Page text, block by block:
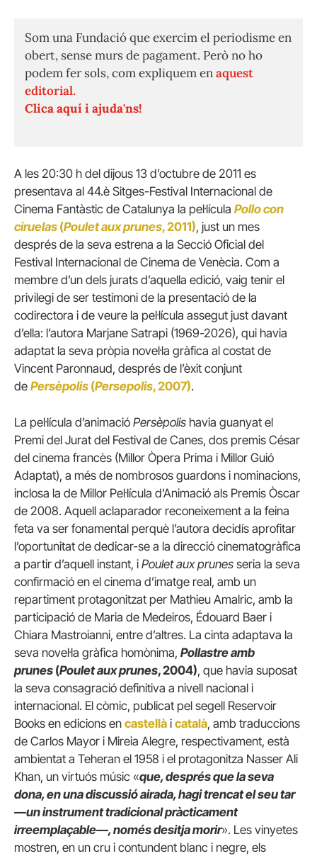
Som una Fundació que exercim el periodisme en
obert, sense murs de pagament. Però no ho
podem fer sols, com expliquem enaquest
editorial.
Clica aquí i ajuda'ns!
A les 20:30 h del dijous 13 d’octubre de 2011 es
presentava al 44.è Sitges-Festival Internacional de
Cinema Fantàstic de Catalunya la pel·lícula Pollo con
ciruelas (Poulet aux prunes, 2011), just un mes
després de la seva estrena a la Secció Oficial del
Festival Internacional de Cinema de Venècia. Com a
membre d’un dels jurats d’aquella edició, vaig tenir el
privilegi de ser testimoni de la presentació de la
codirectora i de veure la pel·lícula assegut just davant
d’ella: l’autora Marjane Satrapi (1969-2026), qui havia
adaptat la seva pròpia novel·la gràfica al costat de
Vincent Paronnaud, després de l’èxit conjunt
de Persèpolis (Persepolis, 2007).
La pel·lícula d’animació Persèpolis havia guanyat el
Premi del Jurat del Festival de Canes, dos premis César
del cinema francès (Millor Òpera Prima i Millor Guió
Adaptat), a més de nombrosos guardons i nominacions,
inclosa la de Millor Pel·lícula d’Animació als Premis Òscar
de 2008. Aquell aclaparador reconeixement a la feina
feta va ser fonamental perquè l’autora decidís aprofitar
l’oportunitat de dedicar-se a la direcció cinematogràfica
a partir d’aquell instant, i Poulet aux prunes seria la seva
confirmació en el cinema d’imatge real, amb un
repartiment protagonitzat per Mathieu Amalric, amb la
participació de Maria de Medeiros, Édouard Baer i
Chiara Mastroianni, entre d’altres. La cinta adaptava la
seva novel·la gràfica homònima, Pollastre amb
prunes (Poulet aux prunes, 2004), que havia suposat
la seva consagració definitiva a nivell nacional i
internacional. El còmic, publicat pel segell Reservoir
Books en edicions en castellà i català, amb traduccions
de Carlos Mayor i Mireia Alegre, respectivament, està
ambientat a Teheran el 1958 i el protagonitza Nasser Ali
Khan, un virtuós músic «que, després que la seva
dona, en una discussió airada, hagi trencat el seu tar
—un instrument tradicional pràcticament
irreemplaçable—, només desitja morir». Les vinyetes
mostren, en un cru i contundent blanc i negre, els